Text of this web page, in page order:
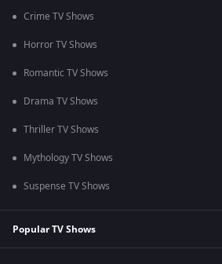
Crime TV Shows
Horror TV Shows
Romantic TV Shows
Drama TV Shows
Thriller TV Shows
Mythology TV Shows
Suspense TV Shows
Popular TV Shows